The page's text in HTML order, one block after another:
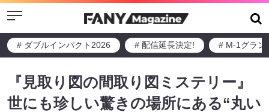
Menu
# ダブルインパクト2026 # 配信延長決定! # M-1グラン
『見取り図の間取り図ミステリー』
世にも珍しい驚きの場所にある“丸い